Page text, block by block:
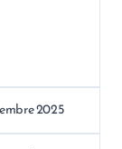
2025